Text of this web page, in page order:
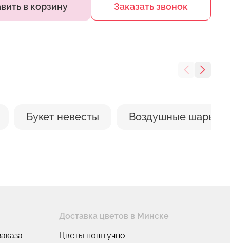
в корзину Заказать звонок
приборов. Цветы не
стоит ставить вазу под
Букет невесты Воздушные шары
Доставка цветов в Минске
Цветы поштучно